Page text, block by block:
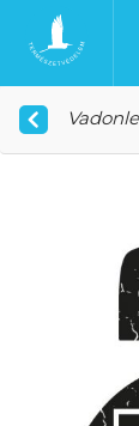
Ugrás a
Főoldal